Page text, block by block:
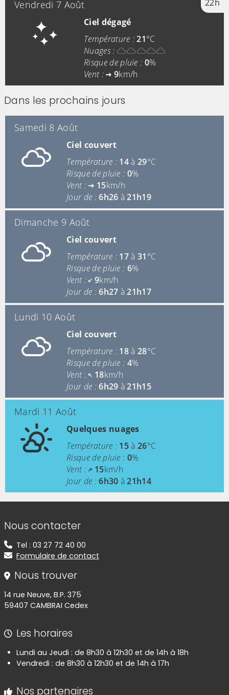
Vendredi 7 Août
22h
Ciel dégagé
Température :21°C
Nuages :
Risque de pluie : 0%
Vent :
9km/h
Dans les prochains jours
Samedi 8 Août
Ciel couvert
Température : 14à29°C
Risque de pluie : 0%
Vent :
15km/h
Jour de :6h26 à21h19
Dimanche 9 Août
Ciel couvert
Température : 17à31 °C
Risque de pluie : 6%
Vent : 9km/h
Jour de :6h27 à21h17
Lundi 10 Août
Ciel couvert
Température : 18à28°C
Risque de pluie : 4%
Vent : 18km/h
Jour de :6h29 à21h15
Mardi 11 Août
Quelques nuages
Température : 15à26°C
Risque de pluie : 0%
Vent : 15km/h
Jour de :6h30 à21h14
Informations de contact
Nous contacter
Tel : 03 27 72 40 00
Formulaire de contact
Nous trouver
14 rue Neuve, B.P. 375
59407 CAMBRAI Cedex
Les horaires
Lundi au Jeudi : de 8h30 à 12h30 et de 14h à 18h
Vendredi : de 8h30 à 12h30 et de 14h à 17h
Nos partenaires